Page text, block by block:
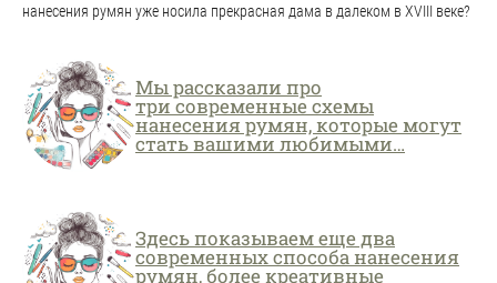
нанесения румян уже носила прекрасная дама в далеком в XVIII веке?
Мы рассказали про
три современные схемы
нанесения румян, которые могут
стать вашими любимыми…
Здесь показываем еще два
современных способа нанесения
румян, более креативные